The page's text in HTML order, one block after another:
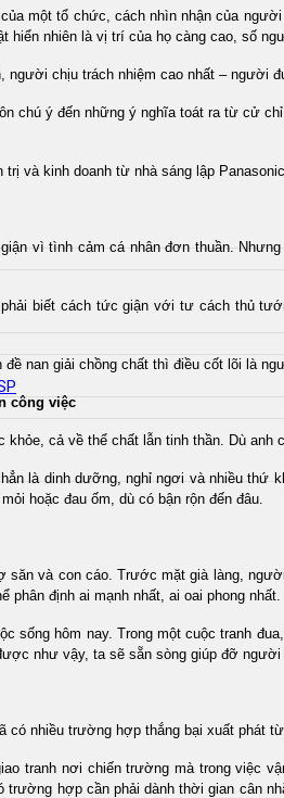
một tổ chức, cách nhìn nhận của
hiển nhiên là vị trí của họ càng cao, số
chịu trách nhiệm cao nhất – người
chú ý đến những ý nghĩa toát ra từ cử
từ nhà sáng lập Panasonic
vì tình cảm cá nhân đơn thuần.
biết cách tức giận với tư cách thủ
nan giải chồng chất thì điều cốt lõi là
công việc
cả về thể chất lẫn tinh thần. Dù
là dinh dưỡng, nghỉ ngơi và nhiều thứ
hoặc đau ốm, dù có bận rộn đến đâu.
săn và con cáo. Trước mặt già làng,
phân định ai mạnh nhất, ai oai phong nhất.
sống hôm nay. Trong một cuộc tranh
như vậy, ta sẽ sẵn sòng giúp đỡ
có nhiều trường hợp thắng bại xuất
tranh nơi chiến trường mà trong việc
hợp cần phải dành thời gian cân